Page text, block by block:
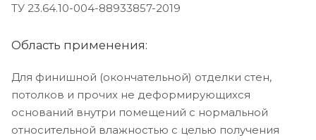
ТУ 23.64.10-004-88933857-2019
Область применения:
Для финишной (окончательной) отделки стен,
потолков и прочих не деформирующихся
оснований внутри помещений с нормальной
относительной влажностью с целью получения